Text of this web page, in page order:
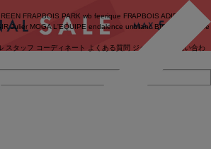
FRAPBOIS PARK wb feerique FRAPBOIS ADIEU
Julier MOGA L'EQUIPE endalence unbilanc BIGI online store
スタッフ コーディネート よくある質問 ジャーナル
お問い合わ